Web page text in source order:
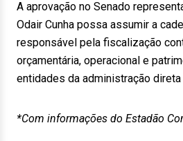
A aprovação no Senado
Odair Cunha possa assumir a
responsável pela fiscalização
orçamentária, operacional e
entidades da administração direta
*Com informações do Estadão